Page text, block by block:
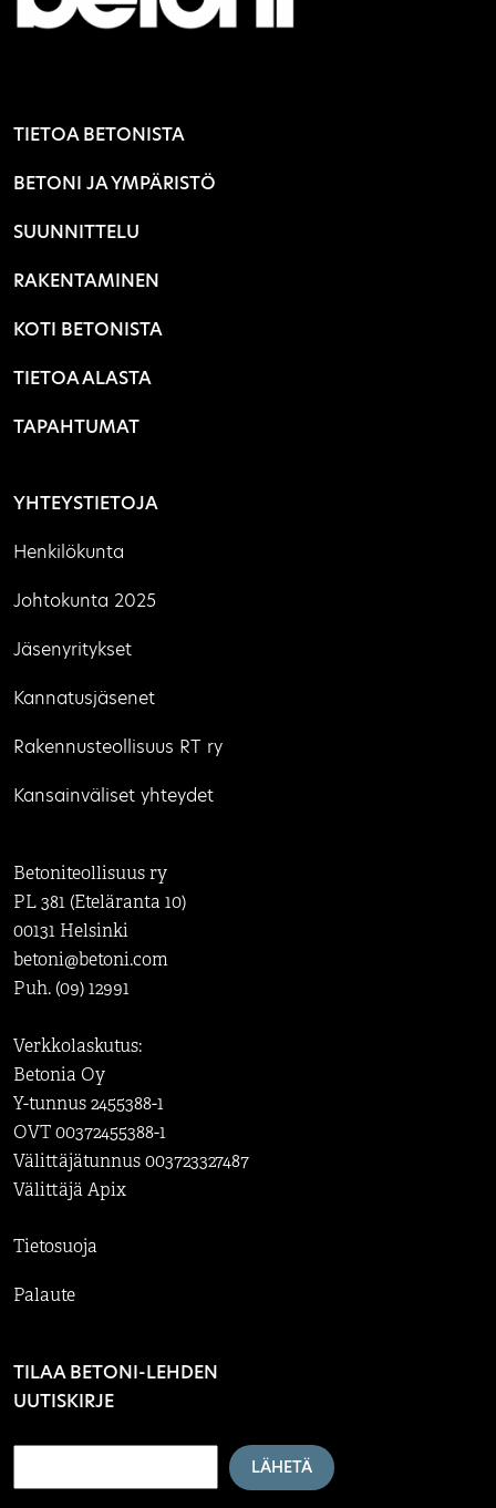
TIETOA BETONISTA
BETONI JA YMPÄRISTÖ
SUUNNITTELU
RAKENTAMINEN
KOTI BETONISTA
TIETOA ALASTA
TAPAHTUMAT
YHTEYSTIETOJA
Henkilökunta
Johtokunta 2025
Jäsenyritykset
Kannatusjäsenet
Rakennusteollisuus RT ry
Kansainväliset yhteydet
Betoniteollisuus ry
PL 381 (Eteläranta 10)
00131 Helsinki
betoni@betoni.com
Puh. (09) 12991
Verkkolaskutus:
Betonia Oy
Y-tunnus 2455388-1
OVT 00372455388-1
Välittäjätunnus 003723327487
Välittäjä Apix
Tietosuoja
Palaute
TILAA BETONI-LEHDEN
UUTISKIRJE
LÄHETÄ